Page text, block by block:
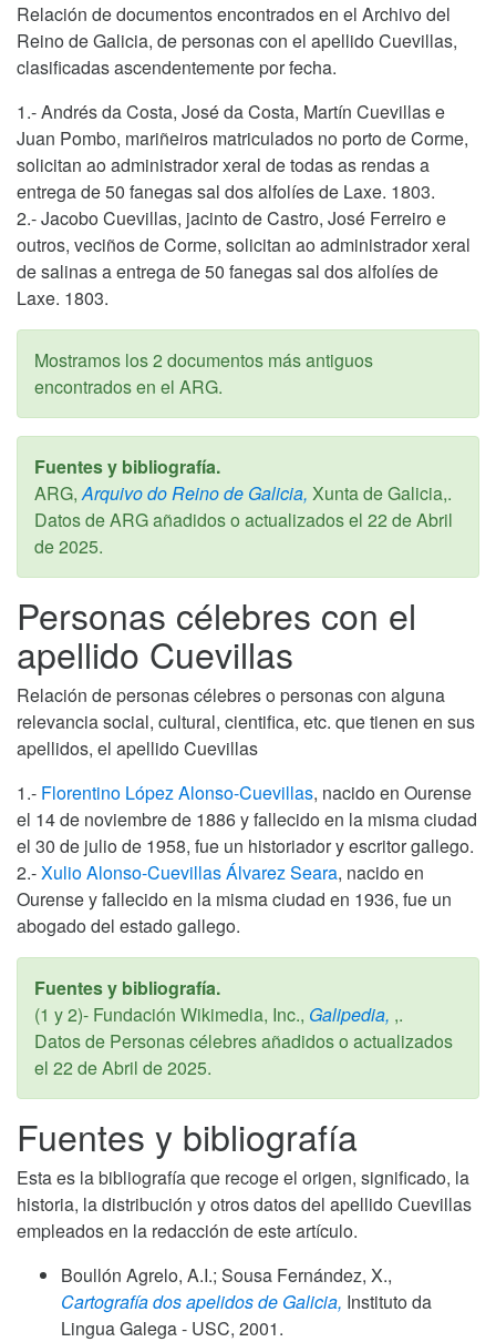
Relación de documentos encontrados en el Archivo del
Reino de Galicia, de personas con el apellido Cuevillas,
clasificadas ascendentemente por fecha.
1.- Andrés da Costa, José da Costa, Martín Cuevillas e
Juan Pombo, mariñeiros matriculados no porto de Corme,
solicitan ao administrador xeral de todas as rendas a
entrega de 50 fanegas sal dos alfolíes de Laxe. 1803.
2.- Jacobo Cuevillas, jacinto de Castro, José Ferreiro e
outros, veciños de Corme, solicitan ao administrador xeral
de salinas a entrega de 50 fanegas sal dos alfolíes de
Laxe. 1803.
Mostramos los 2 documentos más antiguos
encontrados en el ARG.
Fuentes y bibliografía.
ARG,Arquivo do Reino de Galicia, Xunta de Galicia,.
Datos de ARG añadidos o actualizados el 22 de Abril
de 2025.
Personas célebres con el
apellido Cuevillas
Relación de personas célebres o personas con alguna
relevancia social, cultural, cientifica, etc. que tienen en sus
apellidos, el apellido Cuevillas
1.- Florentino López Alonso-Cuevillas, nacido en Ourense
el 14 de noviembre de 1886 y fallecido en la misma ciudad
el 30 de julio de 1958, fue un historiador y escritor gallego.
2.-Xulio Alonso-Cuevillas Álvarez Seara, nacido en
Ourense y fallecido en la misma ciudad en 1936, fue un
abogado del estado gallego.
Fuentes y bibliografía.
(1 y 2)- Fundación Wikimedia, Inc., Galipedia, ,.
Datos de Personas célebres añadidos o actualizados
el 22 de Abril de 2025.
Fuentes y bibliografía
Esta es la bibliografía que recoge el origen, significado, la
historia, la distribución y otros datos del apellido Cuevillas
empleados en la redacción de este artículo.
Boullón Agrelo, A.I.; Sousa Fernández, X.,
Cartografía dos apelidos de Galicia, Instituto da
Lingua Galega - USC, 2001.